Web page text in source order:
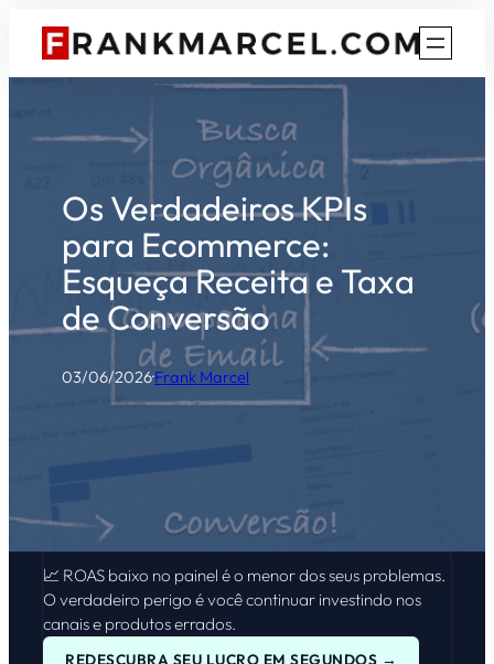
Pular
para
conteúdo
Os Verdadeiros KPIs
para Ecommerce:
Esqueça Receita e Taxa
de Conversão
03/06/2026·Frank Marcel
📈 ROAS baixo no painel é o menor dos seus problemas.
O verdadeiro perigo é você continuar investindo nos
canais e produtos errados.
REDESCUBRA SEU LUCRO EM SEGUNDOS →